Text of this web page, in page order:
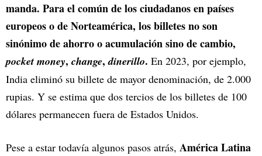
manda. Para el común de los ciudadanos en países
europeos o de Norteamérica, los billetes no son
sinónimo de ahorro o acumulación sino de cambio,
pocket money, change,dinerillo. En 2023, por ejemplo,
India eliminó su billete de mayor denominación, de 2.000
rupias. Y se estima que dos tercios de los billetes de 100
dólares permanecen fuera de Estados Unidos.
Pese a estar todavía algunos pasos atrás, América Latina